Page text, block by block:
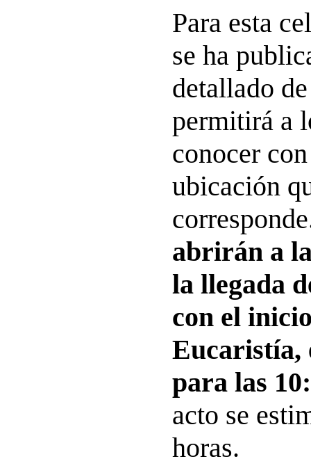
Para esta
se ha
detallado
permitirá a
conocer
ubicación
abrirán a
la llegada
con el
Eucaristía,
para las
acto se
horas.